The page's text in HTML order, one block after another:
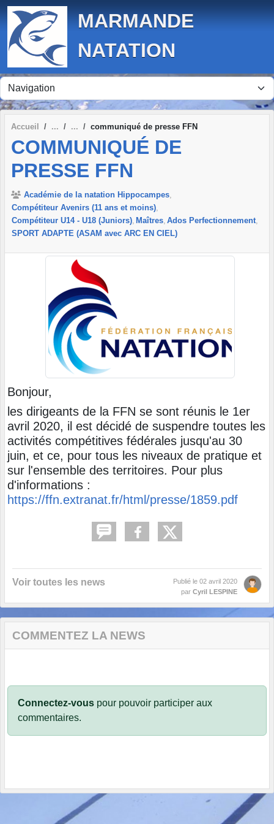
MARMANDE
NATATION
Accueil communiqué de presse FFN
COMMUNIQUÉ DE
PRESSE FFN
Académie de la natation Hippocampes
Compétiteur Avenirs (11 ans et moins)
Compétiteur U14 - U18 (Juniors) Maîtres Ados Perfectionnement
SPORT ADAPTE (ASAM avec ARC EN CIEL)
Bonjour,
les dirigeants de la FFN se sont réunis le 1er
avril 2020, il est décidé de suspendre toutes les
activités compétitives fédérales jusqu'au 30
juin, et ce, pour tous les niveaux de pratique et
sur l'ensemble des territoires. Pour plus
d'informations :
https://ffn.extranat.fr/html/presse/1859.pdf
Voir toutes les news Publié le 02 avril 2020
par Cyril LESPINE
COMMENTEZ LA NEWS
Connectez-vous pour pouvoir participer aux
commentaires.
Panneau de gestion des cookies